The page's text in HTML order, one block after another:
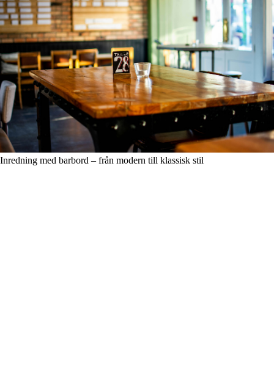
Inredning med barbord – från modern till klassisk stil